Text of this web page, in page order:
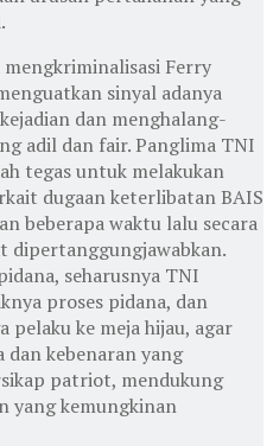
mengkriminalisasi Ferry
sinyal adanya
dan menghalang-
adil dan fair. Panglima TNI
tegas untuk melakukan
dugaan keterlibatan BAIS
beberapa waktu lalu secara
dipertanggungjawabkan.
seharusnya TNI
proses pidana, dan
pelaku ke meja hijau, agar
kebenaran yang
patriot, mendukung
yang kemungkinan